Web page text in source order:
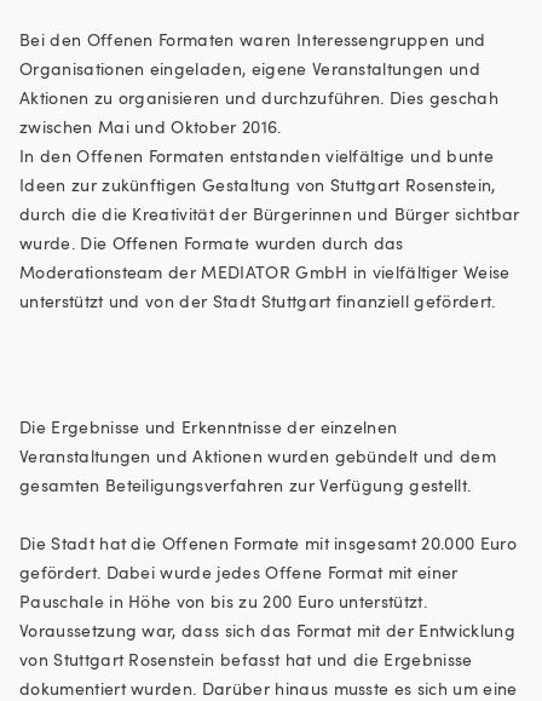
Bei den Offenen Formaten waren Interessengruppen und
Organisationen eingeladen, eigene Veranstaltungen und
Aktionen zu organisieren und durchzuführen. Dies geschah
zwischen Mai und Oktober 2016.
In den Offenen Formaten entstanden vielfältige und bunte
Ideen zur zukünftigen Gestaltung von Stuttgart Rosenstein,
durch die die Kreativität der Bürgerinnen und Bürger sichtbar
wurde. Die Offenen Formate wurden durch das
Moderationsteam der MEDIATOR GmbH in vielfältiger Weise
unterstützt und von der Stadt Stuttgart finanziell gefördert.
Die Ergebnisse und Erkenntnisse der einzelnen
Veranstaltungen und Aktionen wurden gebündelt und dem
gesamten Beteiligungsverfahren zur Verfügung gestellt.
Die Stadt hat die Offenen Formate mit insgesamt 20.000 Euro
gefördert. Dabei wurde jedes Offene Format mit einer
Pauschale in Höhe von bis zu 200 Euro unterstützt.
Voraussetzung war, dass sich das Format mit der Entwicklung
von Stuttgart Rosenstein befasst hat und die Ergebnisse
dokumentiert wurden. Darüber hinaus musste es sich um eine